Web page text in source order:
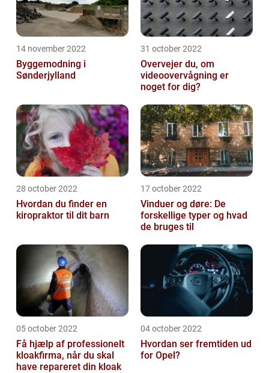
14 november 2022
Byggemodning i
Sønderjylland
31 october 2022
Overvejer du, om
videoovervågning er
noget for dig?
28 october 2022
Hvordan du finder en
kiropraktor til dit barn
17 october 2022
Vinduer og døre: De
forskellige typer og hvad
de bruges til
05 october 2022
Få hjælp af professionelt
kloakfirma, når du skal
have repareret din kloak
04 october 2022
Hvordan ser fremtiden ud
for Opel?